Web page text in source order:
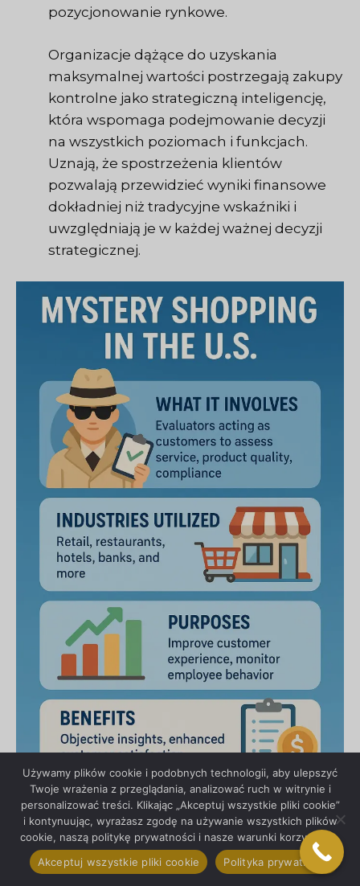
pozycjonowanie rynkowe.
Organizacje dążące do uzyskania
maksymalnej wartości postrzegają zakupy
kontrolne jako strategiczną inteligencję,
która wspomaga podejmowanie decyzji
na wszystkich poziomach i funkcjach.
Uznają, że spostrzeżenia klientów
pozwalają przewidzieć wyniki finansowe
dokładniej niż tradycyjne wskaźniki i
uwzględniają je w każdej ważnej decyzji
strategicznej.
Najważniejsze wnioski:
Używamy plików cookie i podobnych technologii, aby ulepszyć
Twoje wrażenia z przeglądania, analizować ruch w witrynie i
personalizować treści. Klikając „Akceptuj wszystkie pliki cookie”
i kontynuując, wyrażasz zgodę na używanie wszystkich plików
cookie, naszą politykę prywatności i nasze warunki korzystania.
Akceptuj wszystkie pliki cookie
Polityka prywatności